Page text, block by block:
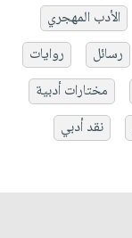
الأدب المهجري
رسائل
روايات
مختارات أدبية
نقد أدبي